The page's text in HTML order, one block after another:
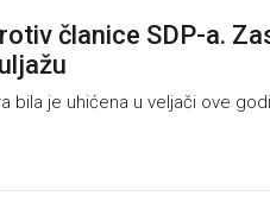
članice SDP-a.
bila je uhićena u veljači ove